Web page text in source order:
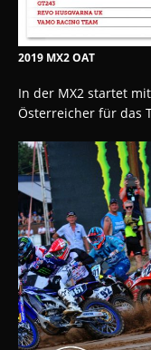
2019 MX2 OAT
In der MX2 startet
Österreicher für das